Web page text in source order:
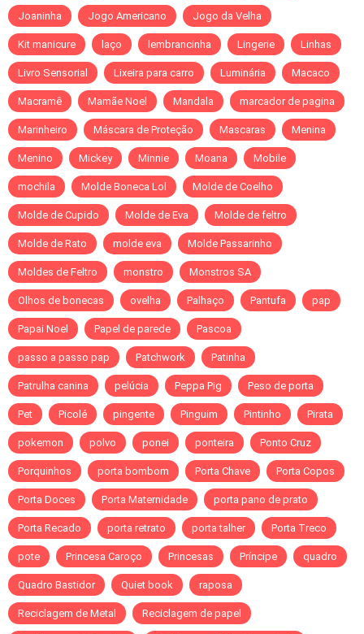
Joaninha Jogo Americano Jogo da Velha
Kit manicure laço lembrancinha Lingerie Linhas
Livro Sensorial Lixeira para carro Luminária Macaco
Macramê Mamãe Noel Mandala marcador de pagina
Marinheiro Máscara de Proteção Mascaras Menina
Menino Mickey Minnie Moana Mobile
mochila Molde Boneca Lol Molde de Coelho
Molde de Cupido Molde de Eva Molde de feltro
Molde de Rato molde eva Molde Passarinho
Moldes de Feltro monstro Monstros SA
Olhos de bonecas ovelha Palhaço Pantufa pap
Papai Noel Papel de parede Pascoa
passo a passo pap Patchwork Patinha
Patrulha canina pelúcia Peppa Pig Peso de porta
Pet Picolé pingente Pinguim Pintinho Pirata
pokemon polvo ponei ponteira Ponto Cruz
Porquinhos porta bombom Porta Chave Porta Copos
Porta Doces Porta Maternidade porta pano de prato
Porta Recado porta retrato porta talher Porta Treco
pote Princesa Caroço Princesas Príncipe quadro
Quadro Bastidor Quiet book raposa
Reciclagem de Metal Reciclagem de papel